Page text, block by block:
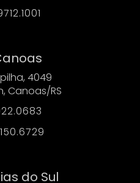
4049
Canoas/RS
do Sul